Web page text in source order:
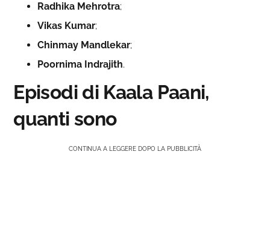
Radhika Mehrotra;
Vikas Kumar;
Chinmay Mandlekar;
Poornima Indrajith.
Episodi di Kaala Paani,
quanti sono
CONTINUA A LEGGERE DOPO LA PUBBLICITÀ